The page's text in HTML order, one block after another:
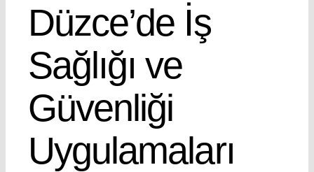
Düzce’de İş
Sağlığı ve
Güvenliği
Uygulamaları